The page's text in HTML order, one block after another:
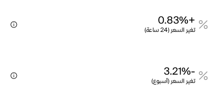
+0.83%
تغير السعر (24 ساعة)
-3.21%
تغير السعر (أسبوع)